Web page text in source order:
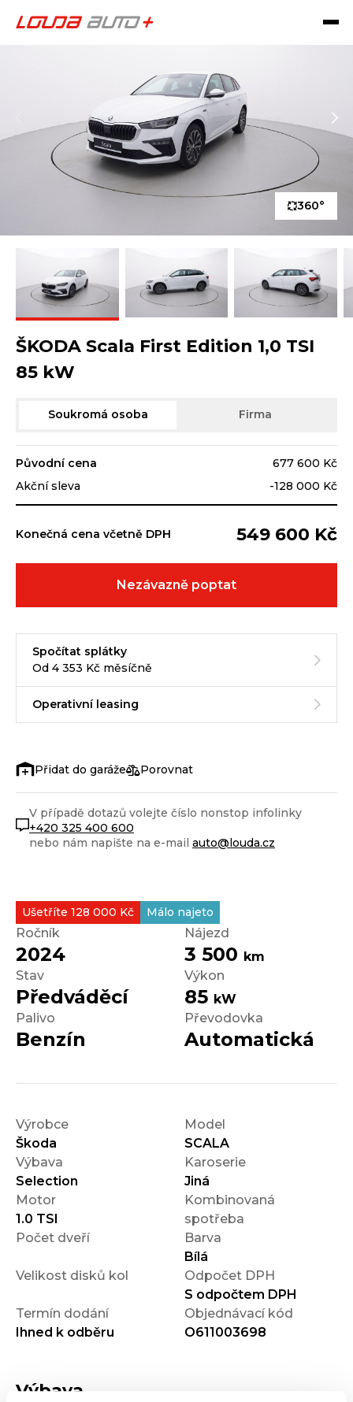
360°
Ušetříte 128 000 Kč Málo najeto
Ročník
2024
Nájezd
3 500 km
Stav
Předváděcí
Výkon
85 kW
Palivo
Benzín
Převodovka
Automatická
Výrobce
Škoda
Model
SCALA
Výbava
Selection
Karoserie
Jiná
Motor
1.0 TSI
Kombinovaná
spotřeba
Počet dveří
Barva
Bílá
Velikost disků kol
Odpočet DPH
S odpočtem DPH
Termín dodání
Ihned k odběru
Objednávací kód
O611003698
Výbava
ŠKODA Scala First Edition 1,0 TSI
85 kW
Soukromá osoba Firma
Původní cena
677 600 Kč
Akční sleva
-128 000 Kč
Konečná cena včetně DPH 549 600 Kč
Nezávazně poptat
Spočítat splátky
Od 4 353 Kč měsíčně
Operativní leasing
Porovnat
V případě dotazů volejte číslo nonstop infolinky
+420 325 400 600
nebo nám napište na e-mail auto@louda.cz